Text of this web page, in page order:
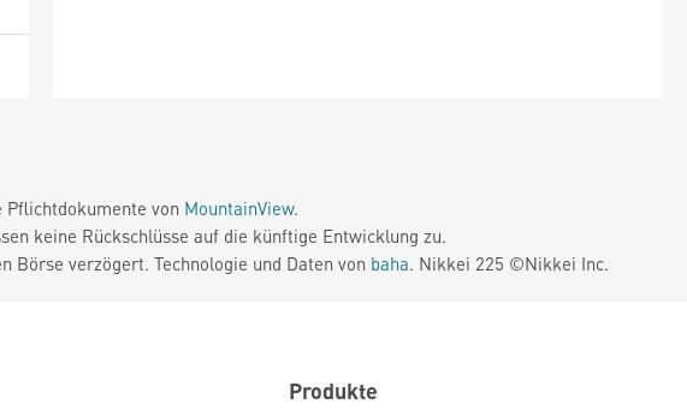
Pflichtdokumente von MountainView.
keine Rückschlüsse auf die künftige Entwicklung zu.
verzögert. Technologie und Daten von baha. Nikkei 225 ©Nikkei Inc.
Produkte